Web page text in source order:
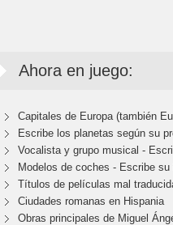
Ahora en juego:
Capitales de Europa (también
Escribe los planetas según su
Vocalista y grupo musical -
Modelos de coches - Escribe su
Títulos de películas mal
Ciudades romanas en Hispania
Obras principales de Miguel